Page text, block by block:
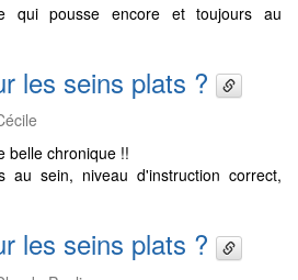
qui pousse encore et toujours au
les seins plats ?
belle chronique !!
au sein, niveau d'instruction correct,
les seins plats ?